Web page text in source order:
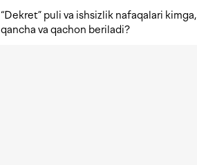
“Dekret” puli va ishsizlik nafaqalari kimga,
qancha va qachon beriladi?